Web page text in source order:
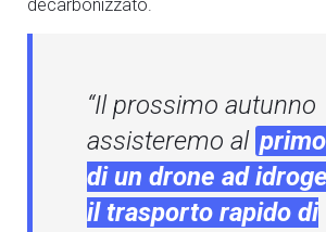
decarbonizzato.
“Il prossimo autunno
assisteremo al
di un drone ad
il trasporto rapido di